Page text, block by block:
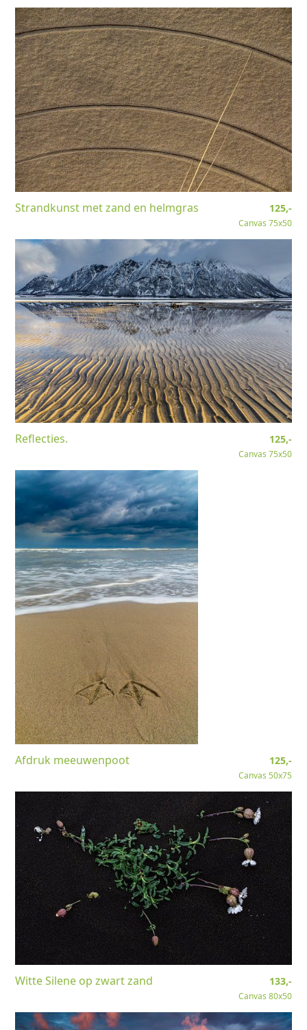
Strandkunst met zand en helmgras 125,-
Canvas 75x50
Reflecties. 125,-
Canvas 75x50
Afdruk meeuwenpoot 125,-
Canvas 50x75
Witte Silene op zwart zand 133,-
Canvas 80x50